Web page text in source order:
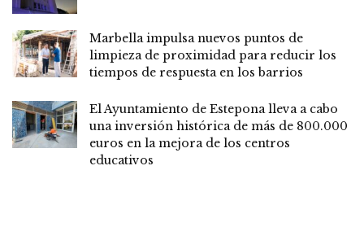
Marbella impulsa nuevos puntos de
limpieza de proximidad para reducir los
tiempos de respuesta en los barrios
El Ayuntamiento de Estepona lleva a cabo
una inversión histórica de más de 800.000
euros en la mejora de los centros
educativos